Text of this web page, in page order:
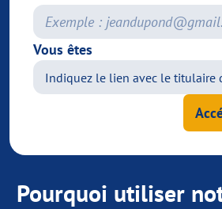
Vous êtes
Pourquoi utiliser